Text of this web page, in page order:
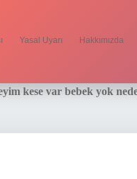
Yasal Uyarı Hakkımızda
kese var bebek yok